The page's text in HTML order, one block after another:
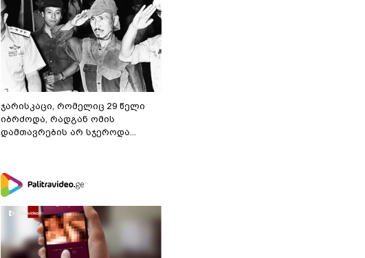
ჯარისკაცი, რომელიც 29 წელი
იბრძოდა, რადგან ომის
დამთავრების არ სჯეროდა...